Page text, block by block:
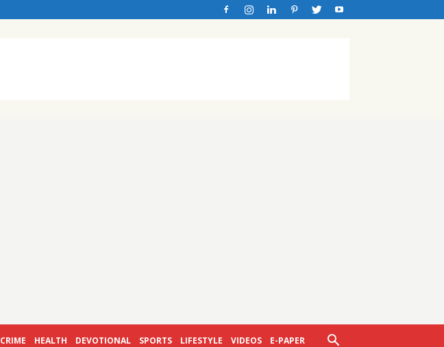
CRIME HEALTH DEVOTIONAL SPORTS LIFESTYLE VIDEOS E-PAPER